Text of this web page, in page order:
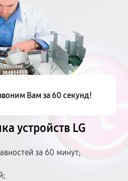
устройств LG
за 60 минут;
Вам за 60 секунд!